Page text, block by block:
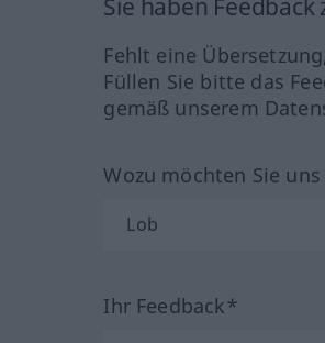
Sie haben
Fehlt eine
Füllen Sie bitte das
gemäß unserem
Wozu möchten Sie
Ihr Feedback*